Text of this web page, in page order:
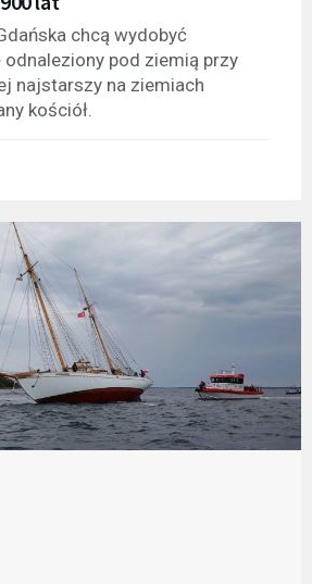
chcą wydobyć
odnaleziony pod ziemią przy
najstarszy na ziemiach
kościół.